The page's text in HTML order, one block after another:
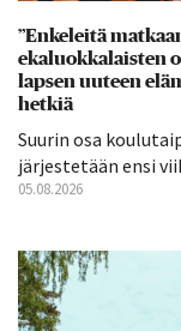
”Enkeleitä
ekaluokkalaisten
lapsen uuteen
hetkiä
Suurin osa
järjestetään ensi
05.08.2026